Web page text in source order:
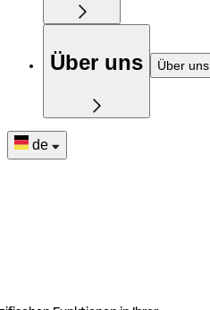
Über uns Über uns
de